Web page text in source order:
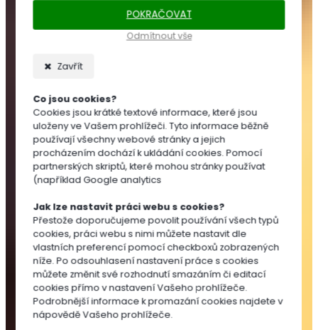
Odmítnout vše
POKRAČOVAT
Zavřít
Co jsou cookies?
Cookies jsou krátké textové informace, které jsou
uloženy ve Vašem prohlížeči. Tyto informace běžně
používají všechny webové stránky a jejich
procházením dochází k ukládání cookies. Pomocí
partnerských skriptů, které mohou stránky používat
(například Google analytics
Jak lze nastavit práci webu s cookies?
Přestože doporučujeme povolit používání všech typů
cookies, práci webu s nimi můžete nastavit dle
vlastních preferencí pomocí checkboxů zobrazených
níže. Po odsouhlasení nastavení práce s cookies
můžete změnit své rozhodnutí smazáním či editací
cookies přímo v nastavení Vašeho prohlížeče.
Podrobnější informace k promazání cookies najdete v
nápovědě Vašeho prohlížeče.
Zahradnické
substráty
výsev
a
množení
Substráty
pro
pokojovky
Substráty
pro
balkónovky
Substráty
pro
okrasné
dřeviny